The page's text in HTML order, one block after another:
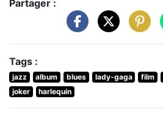
Partager :
Tags :
jazz album blues lady-gaga film
joker
harlequin